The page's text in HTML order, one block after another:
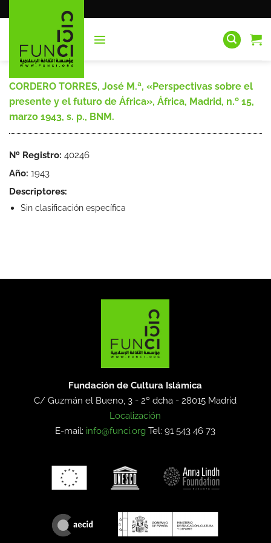
al
CORDERO TORRES, José M.ª, «Perspectivas sobre el
presente y el futuro de África», África, Madrid, n.º 15,
marzo 1943, s. p., BNM.
Nº Registro: 40246
Año: 1943
Descriptores:
Sin clasificación específica
Fundación de Cultura Islámica
C/ Guzmán el Bueno, 3 - 2º dcha -28015 Madrid
Localización
E-mail: info@funci.org Tel: 91 543 46 73